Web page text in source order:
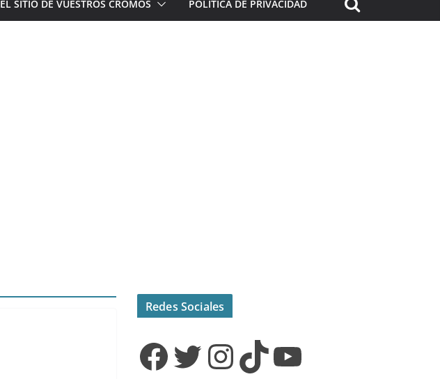
EL SITIO DE VUESTROS CROMOS POLÍTICA DE PRIVACIDAD
Redes Sociales
Facebook Twitter InstagramTikTok YouTube